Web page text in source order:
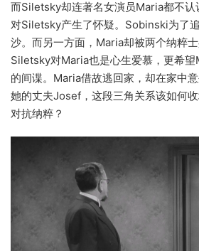
而Siletsky却连著名女演员Maria都不
对Siletsky产生了怀疑。Sobinski为了
沙。而另一方面，Maria却被两个纳粹
Siletsky对Maria也是心生爱慕，更希望
的间谍。Maria借故逃回家，却在家中
她的丈夫Josef，这段三角关系该如何
对抗纳粹？